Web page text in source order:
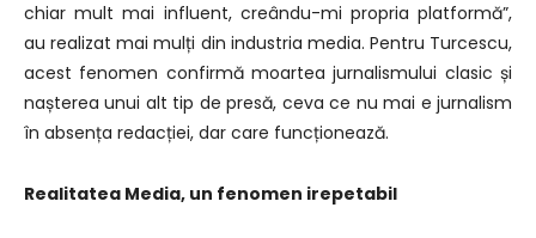
chiar mult mai influent, creându-mi propria platformă”,
au realizat mai mulți din industria media. Pentru Turcescu,
acest fenomen confirmă moartea jurnalismului clasic și
nașterea unui alt tip de presă, ceva ce nu mai e jurnalism
în absența redacției, dar care funcționează.
Realitatea Media, un fenomen irepetabil